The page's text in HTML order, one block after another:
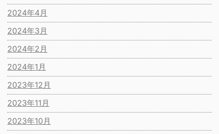
2024年4月
2024年3月
2024年2月
2024年1月
2023年12月
2023年11月
2023年10月